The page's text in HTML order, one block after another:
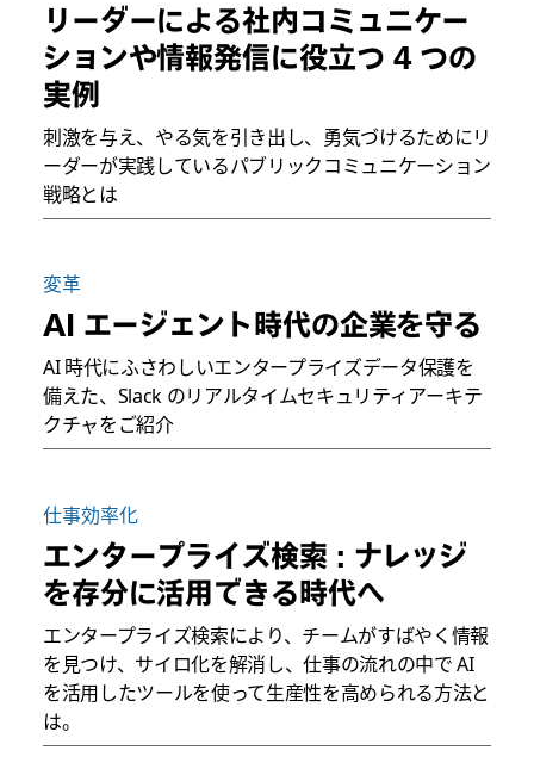
リーダーによる社内コミュニケー
ションや情報発信に役立つ 4 つの
実例
刺激を与え、やる気を引き出し、勇気づけるためにリ
ーダーが実践しているパブリックコミュニケーション
戦略とは
変革
AI エージェント時代の企業を守る
AI 時代にふさわしいエンタープライズデータ保護を
備えた、Slack のリアルタイムセキュリティアーキテ
クチャをご紹介
仕事効率化
エンタープライズ検索 : ナレッジ
を存分に活用できる時代へ
エンタープライズ検索により、チームがすばやく情報
を見つけ、サイロ化を解消し、仕事の流れの中で AI
を活用したツールを使って生産性を高められる方法と
は。